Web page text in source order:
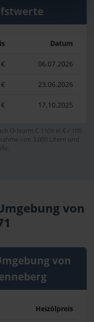
Datum
06.07.2026
23.06.2026
17.10.2025
Ö-Norm C 1109 in € / 100
von 3.000 Litern und
von
von
Heizölpreis